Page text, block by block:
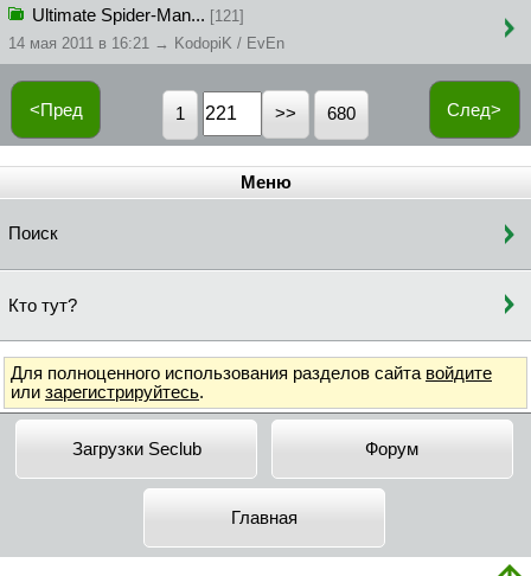
Ultimate Spider-Man... [121]
14 мая 2011 в 16:21 → KodopiK / EvEn
<Пред След>
1 680
Меню
Поиск
Кто тут?
Для полноценного использования разделов сайта войдите
или зарегистрируйтесь.
Загрузки Seclub Форум
Главная